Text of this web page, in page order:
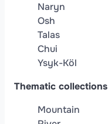
Naryn
Osh
Talas
Chui
Ysyk-Köl
Thematic collections
Mountain